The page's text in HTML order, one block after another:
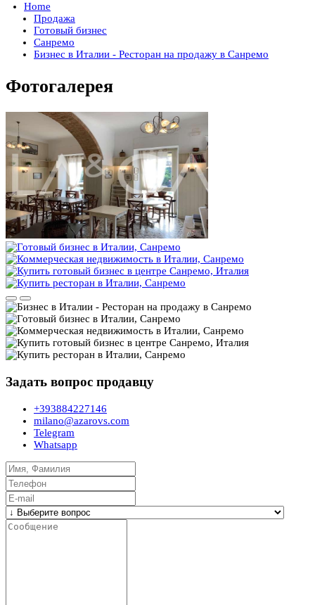
Home
Продажа
Готовый бизнес
Санремо
Бизнес в Италии - Ресторан на продажу в Санремо
Фотогалерея
Задать вопрос продавцу
+393884227146
milano@azarovs.com
Telegram
Whatsapp